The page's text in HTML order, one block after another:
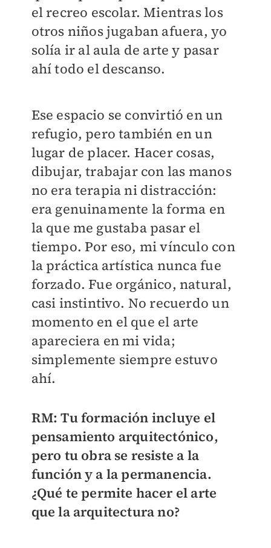
el recreo escolar. Mientras los
otros niños jugaban afuera, yo
solía ir al aula de arte y pasar
ahí todo el descanso.
Ese espacio se convirtió en un
refugio, pero también en un
lugar de placer. Hacer cosas,
dibujar, trabajar con las manos
no era terapia ni distracción:
era genuinamente la forma en
la que me gustaba pasar el
tiempo. Por eso, mi vínculo con
la práctica artística nunca fue
forzado. Fue orgánico, natural,
casi instintivo. No recuerdo un
momento en el que el arte
apareciera en mi vida;
simplemente siempre estuvo
ahí.
RM: Tu formación incluye el
pensamiento arquitectónico,
pero tu obra se resiste a la
función y a la permanencia.
¿Qué te permite hacer el arte
que la arquitectura no?